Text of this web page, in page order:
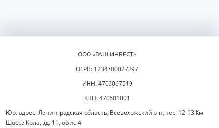
ООО «РАШ-ИНВЕСТ»
ОГРН: 1234700027297
ИНН: 4706067519
КПП: 470601001
Юр. адрес: Ленинградская область, Всеволожский р-н, тер. 12-13 Км
Шоссе Кола, зд. 11, офис 4